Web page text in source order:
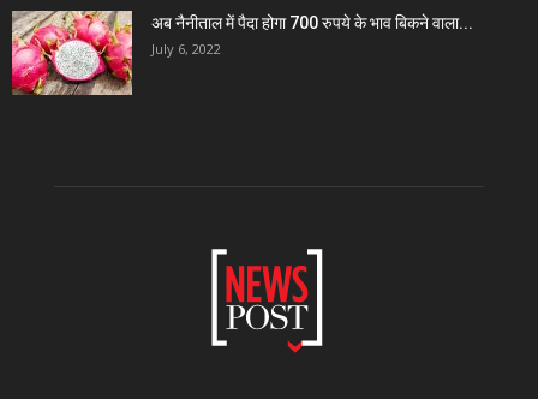
अब नैनीताल में पैदा होगा 700 रुपये के भाव बिकने वाला...
July 6, 2022